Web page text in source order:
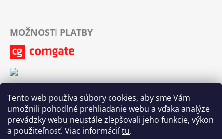
Tento web používa súbory cookies, aby sme Vám
umožnili pohodlné prehliadanie webu a vďaka analýze
prevádzky webu neustále zlepšovali jeho funkcie, výkon
a použiteľnosť. Viac informáciítu.
MOŽNOSTI PLATBY